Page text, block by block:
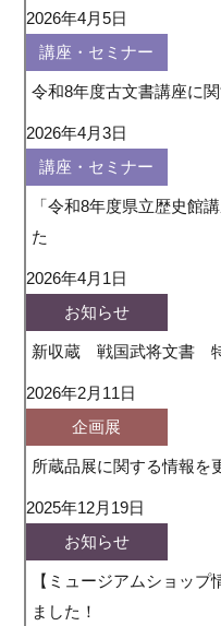
2026年4月5日
講座・セミナー
令和8年度古文書講座に
2026年4月3日
講座・セミナー
「令和8年度県立歴史館
た
2026年4月1日
お知らせ
新収蔵 戦国武将文書 特
2026年2月11日
企画展
所蔵品展に関する情報を
2025年12月19日
お知らせ
【ミュージアムショッ
ました！